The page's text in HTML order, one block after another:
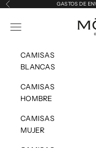
Ir al contenido
Anterior GASTOS DE
Abrir menú de
CAMISAS
BLANCAS
CAMISAS
HOMBRE
CAMISAS
MUJER